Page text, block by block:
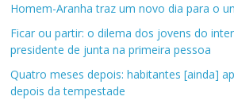
Homem-Aranha traz um novo dia para o
Ficar ou partir: o dilema dos jovens do
presidente de junta na primeira pessoa
Quatro meses depois: habitantes [ainda]
depois da tempestade